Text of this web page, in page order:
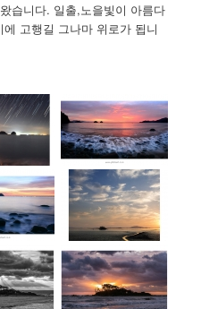
습니다. 일출,노을빛이 아름다
고행길 그나마 위로가 됩니